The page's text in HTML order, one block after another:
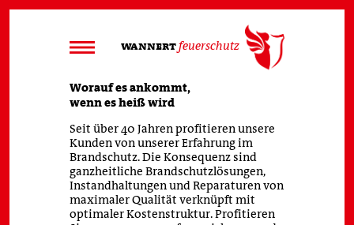
wannertfeuerschutz
Unternehmen
Daten & Fakten
Entwicklung
Standorte
Stellenanzeigen
Worauf es ankommt,
wenn es heiß wird
Seit über 40 Jahren profitieren unsere
Kunden von unserer Erfahrung im
Brandschutz. Die Konsequenz sind
ganzheitliche Brandschutzlösungen,
Instandhaltungen und Reparaturen von
maximaler Qualität verknüpft mit
optimaler Kostenstruktur. Profitieren